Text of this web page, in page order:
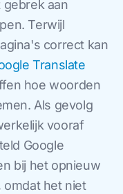
aan
Terwijl
correct kan
Translate
hoe woorden
Als gevolg
vooraf
Google
bij het opnieuw
omdat het niet